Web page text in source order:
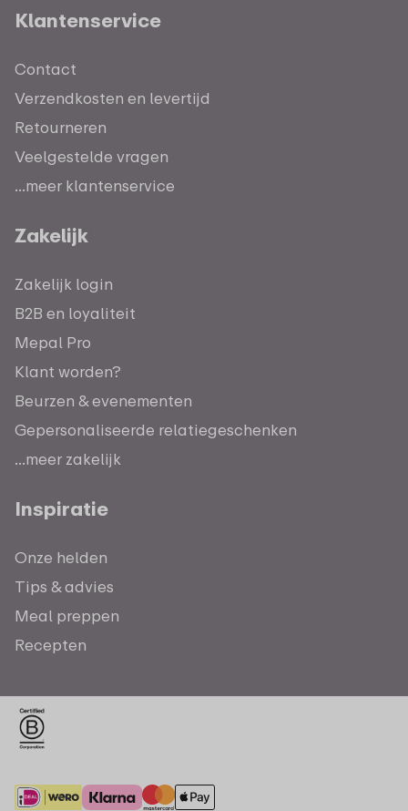
Klantenservice
Contact
Verzendkosten en levertijd
Retourneren
Veelgestelde vragen
...meer klantenservice
Zakelijk
Zakelijk login
B2B en loyaliteit
Mepal Pro
Klant worden?
Beurzen & evenementen
Gepersonaliseerde relatiegeschenken
...meer zakelijk
Inspiratie
Onze helden
Tips & advies
Meal preppen
Recepten